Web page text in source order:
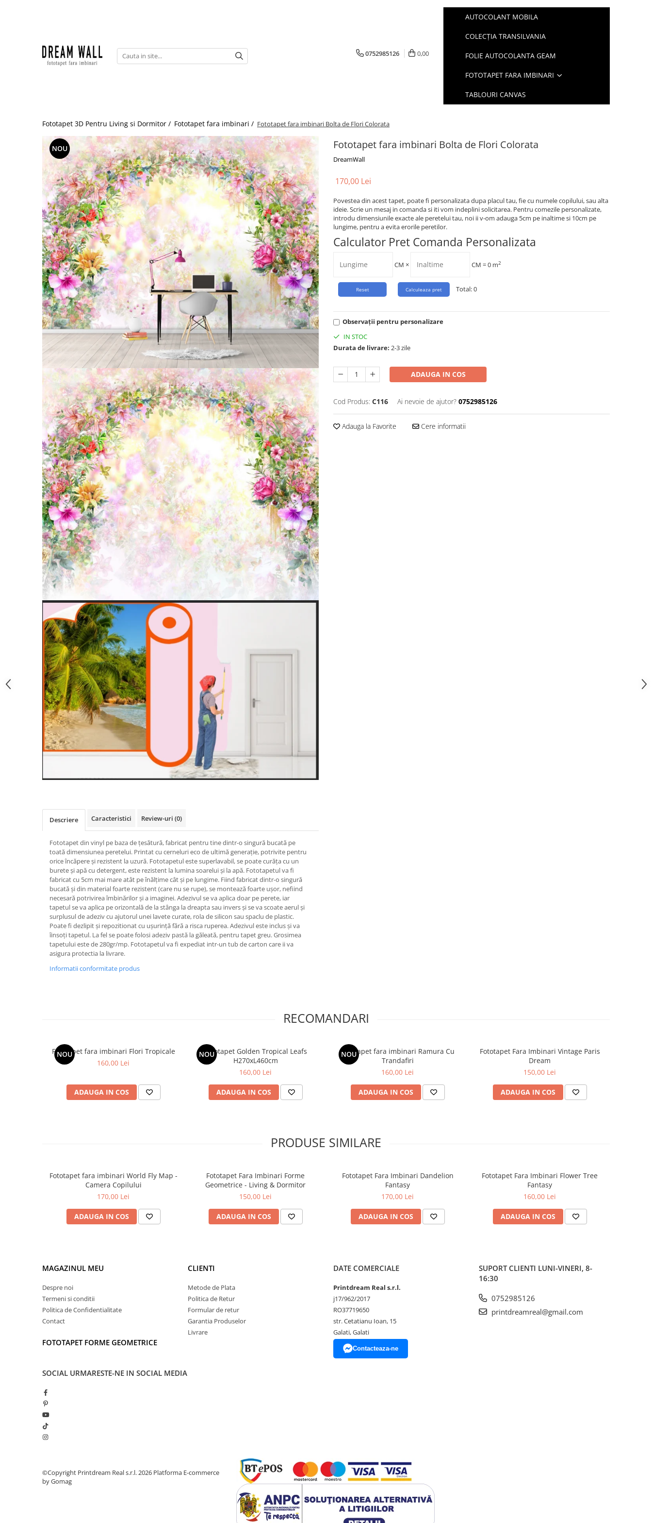
Fototapet 3D
Pentru copii
Watercolor
0752985126 0,00
AUTOCOLANT MOBILA
COLECȚIA TRANSILVANIA
FOLIE AUTOCOLANTA GEAM
FOTOTAPET FARA IMBINARI
TABLOURI CANVAS
Fototapet 3D Pentru Living si Dormitor / Fototapet fara imbinari / Fototapet fara imbinari Bolta de Flori Colorata
NOU Fototapet fara imbinari Bolta de Flori Colorata
DreamWall
170,00 Lei
Povestea din acest tapet, poate fi personalizata dupa placul tau, fie cu numele copilului, sau alta
ideie. Scrie un mesaj in comanda si iti vom indeplini solicitarea. Pentru comezile personalizate,
introdu dimensiunile exacte ale peretelui tau, noi ii v-om adauga 5cm pe inaltime si 10cm pe
lungime, pentru a evita erorile peretilor.
Calculator Pret Comanda Personalizata
CM × CM =0 m2
Total:0
Observații pentru personalizare
IN STOC
Durata de livrare: 2-3 zile
ADAUGA IN COS
Cod Produs: C116 Ai nevoie de ajutor? 0752985126
Adauga la Favorite Cere informatii
Descriere Caracteristici Review-uri (0)
Fototapet din vinyl pe baza de țesătură, fabricat pentru tine dintr-o singură bucată pe
toată dimensiunea peretelui. Printat cu cerneluri eco de ultimă generație, potrivite pentru
orice încăpere și rezistent la uzură. Fototapetul este superlavabil, se poate curăța cu un
burete și apă cu detergent, este rezistent la lumina soarelui și la apă. Fototapetul va fi
fabricat cu 5cm mai mare atât pe înălțime cât și pe lungime. Fiind fabricat dintr-o singură
bucată și din material foarte rezistent (care nu se rupe), se montează foarte ușor, nefiind
necesară potrivirea îmbinărilor și a imaginei. Adezivul se va aplica doar pe perete, iar
tapetul se va aplica pe orizontală de la stânga la dreapta sau invers și se va scoate aerul și
surplusul de adeziv cu ajutorul unei lavete curate, rola de silicon sau spaclu de plastic.
Poate fi dezlipit și repozitionat cu ușurință fără a risca ruperea. Adezivul este inclus și va
îinsoți tapetul. La fel se poate folosi adeziv pastă la găleată, pentru tapet greu. Grosimea
tapetului este de 280gr/mp. Fototapetul va fi expediat intr-un tub de carton care ii va
asigura protectia la livrare.
Informatii conformitate produs
RECOMANDARI
NOU
Fototapet fara imbinari Flori Tropicale
160,00 Lei
ADAUGA IN COS
NOU
Fototapet Golden Tropical Leafs
H270xL460cm
160,00 Lei
ADAUGA IN COS
NOU
Fototapet fara imbinari Ramura Cu
Trandafiri
160,00 Lei
ADAUGA IN COS
Fototapet Fara Imbinari Vintage Paris
Dream
150,00 Lei
ADAUGA IN COS
PRODUSE SIMILARE
Fototapet fara imbinari World Fly Map -
Camera Copilului
170,00 Lei
ADAUGA IN COS
Fototapet Fara Imbinari Forme
Geometrice - Living & Dormitor
150,00 Lei
ADAUGA IN COS
Fototapet Fara Imbinari Dandelion
Fantasy
170,00 Lei
ADAUGA IN COS
Fototapet Fara Imbinari Flower Tree
Fantasy
160,00 Lei
ADAUGA IN COS
MAGAZINUL MEU
Despre noi
Termeni si conditii
Politica de Confidentialitate
Contact
FOTOTAPET FORME GEOMETRICE
CLIENTI
Metode de Plata
Politica de Retur
Formular de retur
Garantia Produselor
Livrare
DATE COMERCIALE
Printdream Real s.r.l.
j17/962/2017
RO37719650
str. Cetatianu Ioan, 15
Galati, Galati
Contacteaza-ne
SUPORT CLIENTI LUNI-VINERI, 8-
16:30
0752985126
printdreamreal@gmail.com
SOCIAL URMARESTE-NE IN SOCIAL MEDIA
©Copyright Printdream Real s.r.l. 2026 Platforma E-commerce
by Gomag